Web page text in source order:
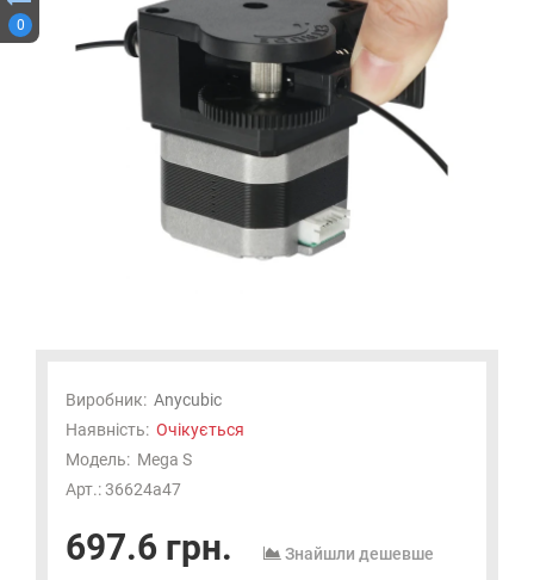
0
Виробник: Anycubic
Наявність: Очікується
Модель: Mega S
Арт.: 36624a47
697.6 грн. Знайшли дешевше